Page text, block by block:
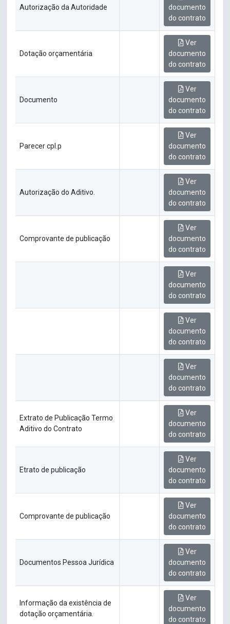
Autorização da Autoridade
documento
do contrato
Dotação orçamentária
Ver
documento
do contrato
Documento
Ver
documento
do contrato
Parecer cpl.p
Ver
documento
do contrato
Autorização do Aditivo.
Ver
documento
do contrato
Comprovante de publicação
Ver
documento
do contrato
Ver
documento
do contrato
Ver
documento
do contrato
Ver
documento
do contrato
Extrato de Publicação Termo
Aditivo do Contrato
Ver
documento
do contrato
Etrato de publicação
Ver
documento
do contrato
Comprovante de publicação
Ver
documento
do contrato
Documentos Pessoa Jurídica
Ver
documento
do contrato
Informação da existência de
dotação orçamentária.
Ver
documento
do contrato